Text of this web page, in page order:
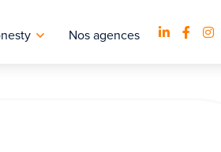
Nos agences